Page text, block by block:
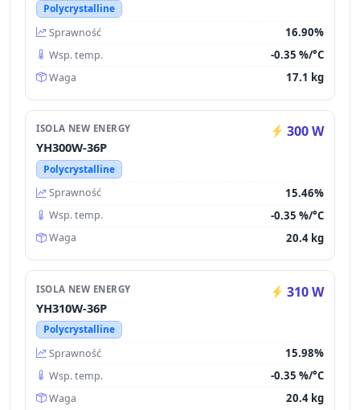
Polycrystalline
Sprawność
16.90%
Wsp. temp. -0.35 %/°C
Waga 17.1 kg
ISOLA NEW ENERGY 300 W
YH300W-36P
Polycrystalline
Sprawność
15.46%
Wsp. temp. -0.35 %/°C
Waga 20.4 kg
ISOLA NEW ENERGY 310 W
YH310W-36P
Polycrystalline
Sprawność
15.98%
Wsp. temp. -0.35 %/°C
Waga 20.4 kg